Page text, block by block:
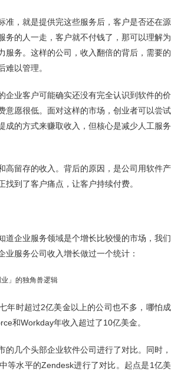
准，就是提供完这些服务后，客户是否还在源
务的人一走，客户就不付钱了，那可以理解为
服务。这样的公司，收入翻倍的背后，需要的
难以管理。
企业客户可能确实还没有完全认识到软件的价
意愿很低。面对这样的市场，创业者可以尝试
成的方式来赚取收入，但核心是减少人工服务
高留存的收入。背后的原因，是公司用软件产
找到了客户痛点，让客户持续付费。
道企业服务领域是个增长比较慢的市场，我们
业服务公司收入增长做过一个统计：
年时超过2亿美金以上的公司也不多，哪怕成
和Workday年收入超过了10亿美金。
的几个头部企业软件公司进行了对比。同时，
等水平的Zendesk进行了对比。起点是1亿美